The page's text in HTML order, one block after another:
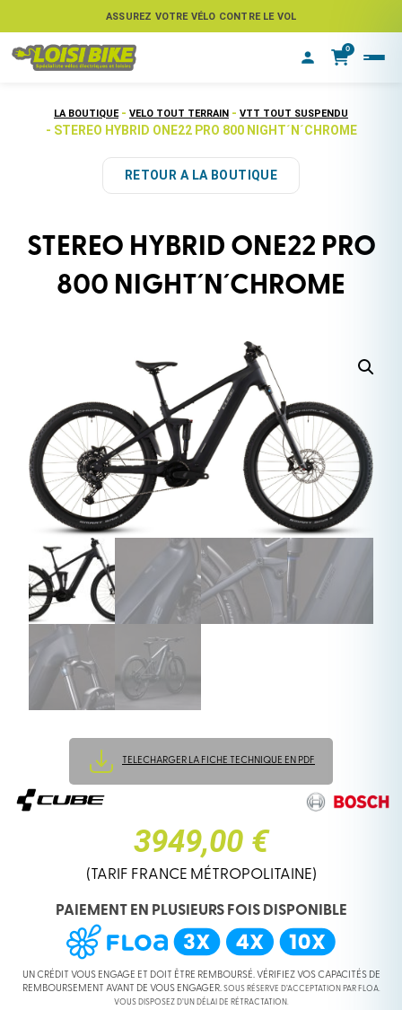
ASSUREZ VOTRE VÉLO CONTRE LE VOL
0
LA BOUTIQUE - VELO TOUT TERRAIN - VTT TOUT SUSPENDU
- STEREO HYBRID ONE22 PRO 800 NIGHT´N´CHROME
RETOUR A LA BOUTIQUE
STEREO HYBRID ONE22 PRO
800 NIGHT´N´CHROME
TELECHARGER LA FICHE TECHNIQUE EN PDF
3949,00 €
(TARIF FRANCE MÉTROPOLITAINE)
PAIEMENT EN PLUSIEURS FOIS DISPONIBLE
UN CRÉDIT VOUS ENGAGE ET DOIT ÊTRE REMBOURSÉ. VÉRIFIEZ VOS CAPACITÉS DE
REMBOURSEMENT AVANT DE VOUS ENGAGER. SOUS RÉSERVE D’ACCEPTATION PAR FLOA.
VOUS DISPOSEZ D’UN DÉLAI DE RÉTRACTATION.